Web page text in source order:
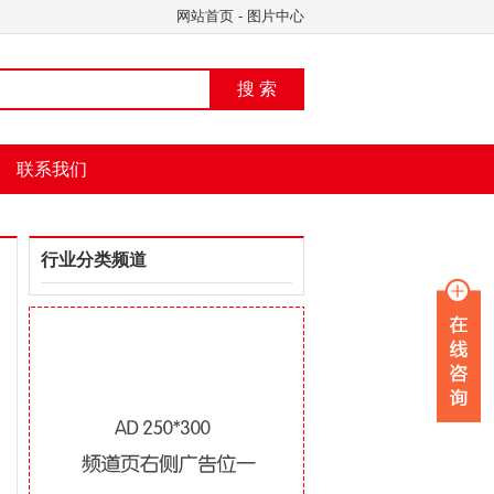
网站首页 - 图片中心
搜 索
联系我们
行业分类频道